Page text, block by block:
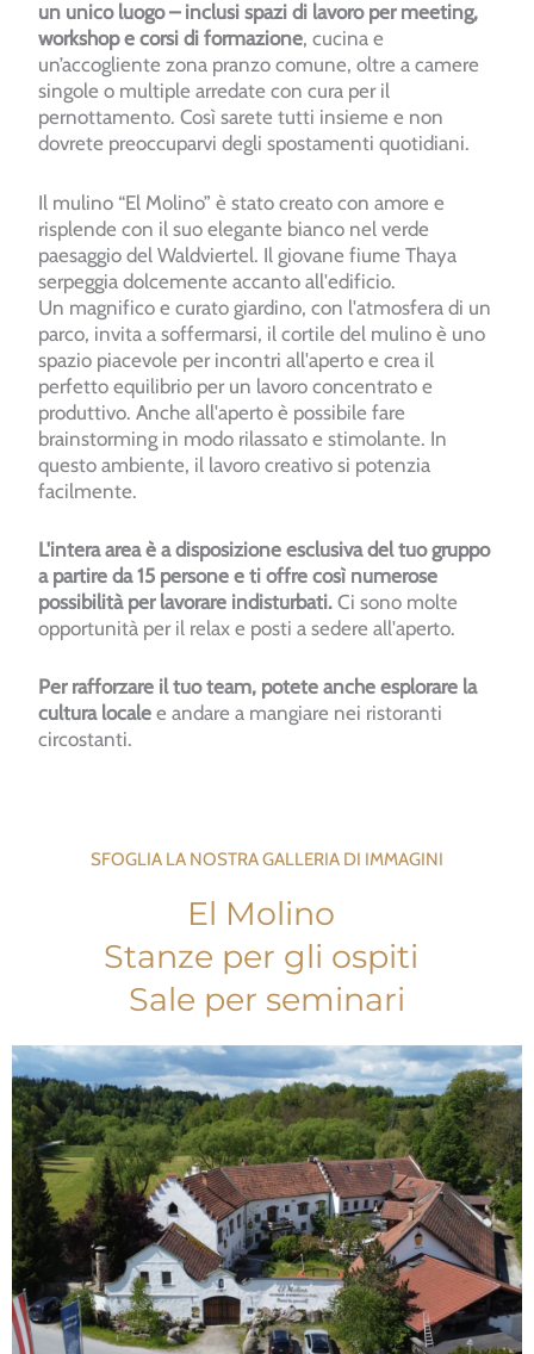
un unico luogo – inclusi spazi di lavoro per meeting,
workshop e corsi di formazione, cucina e
un’accogliente zona pranzo comune, oltre a camere
singole o multiple arredate con cura per il
pernottamento. Così sarete tutti insieme e non
dovrete preoccuparvi degli spostamenti quotidiani.
Il mulino “El Molino” è stato creato con amore e
risplende con il suo elegante bianco nel verde
paesaggio del Waldviertel. Il giovane fiume Thaya
serpeggia dolcemente accanto all'edificio.
Un magnifico e curato giardino, con l'atmosfera di un
parco, invita a soffermarsi, il cortile del mulino è uno
spazio piacevole per incontri all'aperto e crea il
perfetto equilibrio per un lavoro concentrato e
produttivo. Anche all'aperto è possibile fare
brainstorming in modo rilassato e stimolante. In
questo ambiente, il lavoro creativo si potenzia
facilmente.
L'intera area è a disposizione esclusiva del tuo gruppo
a partire da 15 persone e ti offre così numerose
possibilità per lavorare indisturbati. Ci sono molte
opportunità per il relax e posti a sedere all'aperto.
Per rafforzare il tuo team, potete anche esplorare la
cultura locale e andare a mangiare nei ristoranti
circostanti.
SFOGLIA LA NOSTRA GALLERIA DI IMMAGINI
El Molino
Stanze per gli ospiti
Sale per seminari